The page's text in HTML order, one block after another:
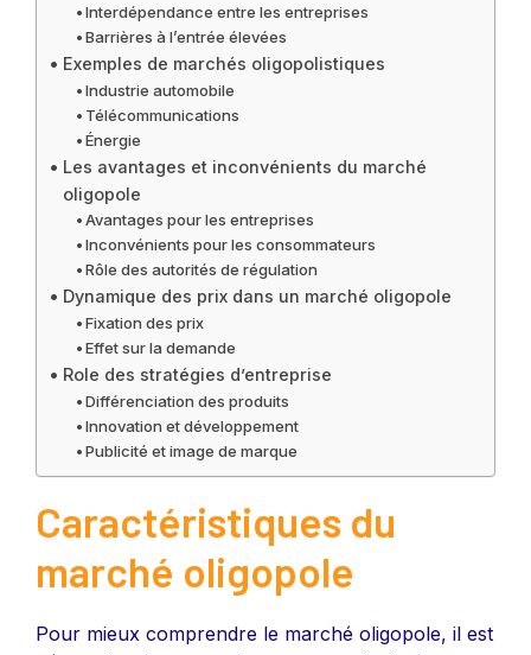
Interdépendance entre les entreprises
Barrières à l’entrée élevées
Exemples de marchés oligopolistiques
Industrie automobile
Télécommunications
Énergie
Les avantages et inconvénients du marché
oligopole
Avantages pour les entreprises
Inconvénients pour les consommateurs
Rôle des autorités de régulation
Dynamique des prix dans un marché oligopole
Fixation des prix
Effet sur la demande
Role des stratégies d’entreprise
Différenciation des produits
Innovation et développement
Publicité et image de marque
Caractéristiques du
marché oligopole
Pour mieux comprendre le marché oligopole, il est